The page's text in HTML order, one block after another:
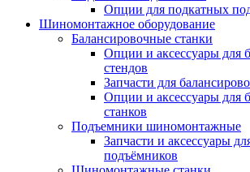
Опции для подкатных
Шиномонтажное оборудование
Балансировочные станки
Опции и аксессуары для
стендов
Запчасти для
Опции и аксессуары для
станков
Подъемники шиномонтажные
Запчасти и аксессуары
подъёмников